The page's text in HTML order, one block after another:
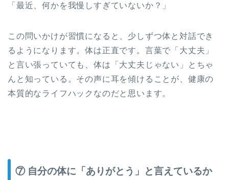
「最近、何かを我慢しすぎていないか？」
この問いかけが習慣になると、少しずつ体と対話でき
るようになります。体は正直です。言葉で「大丈夫」
と言い張っていても、体は「大丈夫じゃない」とちゃ
んと知っている。その声に耳を傾けることが、健康の
本質的なライフハックなのだと思います。
⑦ 自分の体に「ありがとう」と言えているか